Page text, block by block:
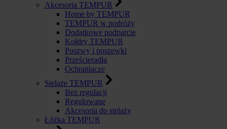
Akcesoria TEMPUR
Home by TEMPUR
TEMPUR w podróży
Dodatkowe podparcie
Kołdry TEMPUR
Poszwy i poszewki
Prześcieradła
Ochraniacze
Stelaże TEMPUR
Bez regulacji
Regulowane
Akcesoria do stelaży
Łóżka TEMPUR